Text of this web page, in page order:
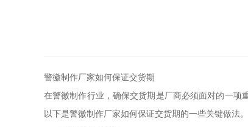
警徽制作厂家如何保证交货期
在警徽制作行业，确保交货期是厂商必须面对的一项
以下是警徽制作厂家如何保证交货期的一些关键做法。